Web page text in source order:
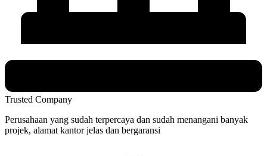
Trusted Company
Perusahaan yang sudah terpercaya dan sudah menangani banyak
projek, alamat kantor jelas dan bergaransi